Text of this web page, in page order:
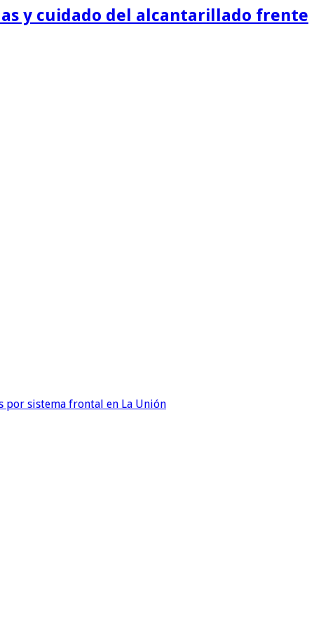
y cuidado del alcantarillado frente
por sistema frontal en La Unión